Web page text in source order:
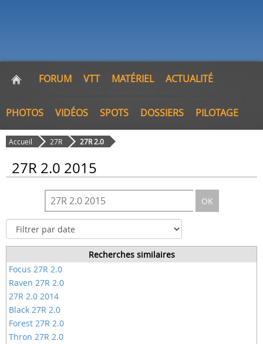
FORUM VTT MATÉRIEL ACTUALITÉ
PHOTOS VIDÉOS SPOTS DOSSIERS PILOTAGE
Accueil 27R 27R 2.0
27R 2.0 2015
OK
Recherches similaires
Focus 27R 2.0
Raven 27R 2.0
27R 2.0 2014
Black 27R 2.0
Forest 27R 2.0
Thron 27R 2.0